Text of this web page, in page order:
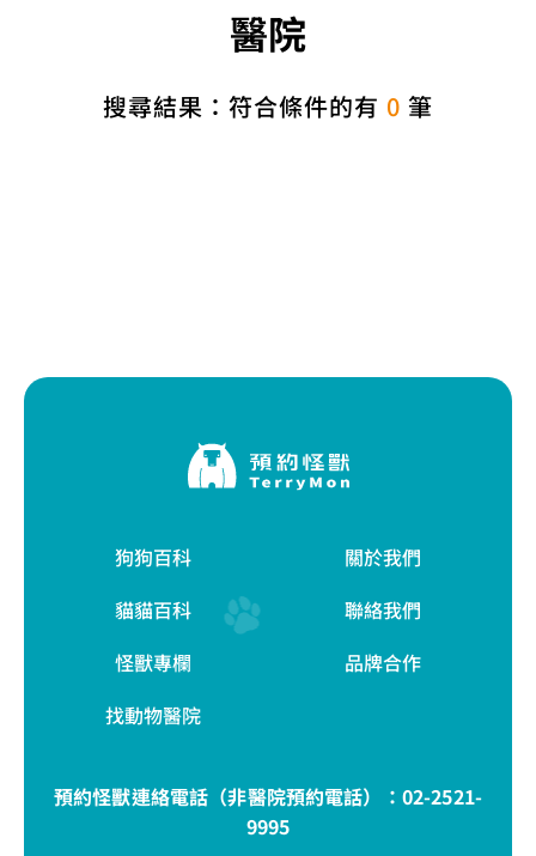
醫院
搜尋結果：符合條件的有 0 筆
狗狗百科
貓貓百科
怪獸專欄
找動物醫院
關於我們
聯絡我們
品牌合作
預約怪獸連絡電話（非醫院預約電話）： 02-2521-
9995